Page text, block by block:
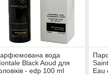
вода
Black Aoud для
- edp 100 ml
Eau